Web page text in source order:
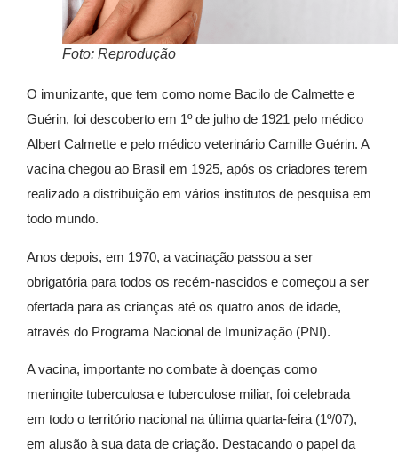
Foto: Reprodução
O imunizante, que tem como nome Bacilo de Calmette e
Guérin, foi descoberto em 1º de julho de 1921 pelo médico
Albert Calmette e pelo médico veterinário Camille Guérin. A
vacina chegou ao Brasil em 1925, após os criadores terem
realizado a distribuição em vários institutos de pesquisa em
todo mundo.
Anos depois, em 1970, a vacinação passou a ser
obrigatória para todos os recém-nascidos e começou a ser
ofertada para as crianças até os quatro anos de idade,
através do Programa Nacional de Imunização (PNI).
A vacina, importante no combate à doenças como
meningite tuberculosa e tuberculose miliar, foi celebrada
em todo o território nacional na última quarta-feira (1º/07),
em alusão à sua data de criação. Destacando o papel da